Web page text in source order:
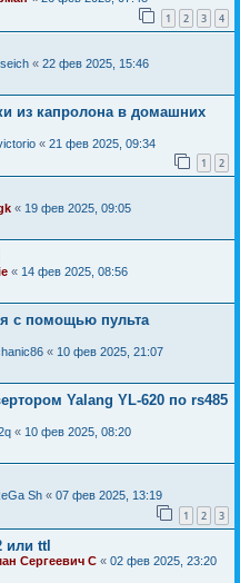
1 2 3 4
« 22 фев 2025, 15:46
из капролона в домашних
« 21 фев 2025, 09:34
1 2
« 19 фев 2025, 09:05
« 14 фев 2025, 08:56
с помощью пульта
« 10 фев 2025, 21:07
Yalang YL-620 по rs485
« 10 фев 2025, 08:20
Sh « 07 фев 2025, 13:19
1 2 3
или ttl
Сергеевич С « 02 фев 2025, 23:20